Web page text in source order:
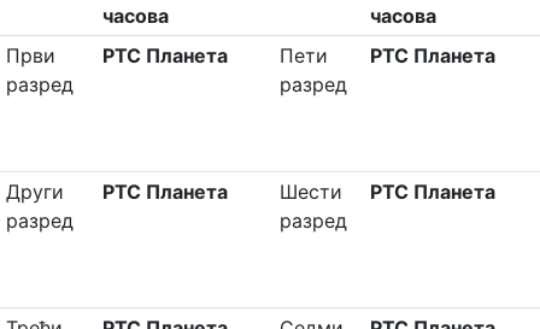
часова
часова
Први
разред
РТС Планета
Пети
разред
РТС Планета
Други
разред
РТС Планета
Шести
разред
РТС Планета